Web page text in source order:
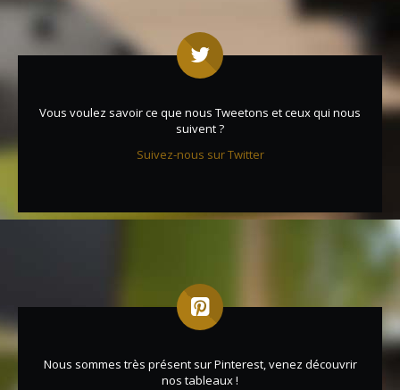
Vous voulez savoir ce que nous Tweetons et ceux qui nous
suivent ?
Suivez-nous sur Twitter
Nous sommes très présent sur Pinterest, venez découvrir
nos tableaux !